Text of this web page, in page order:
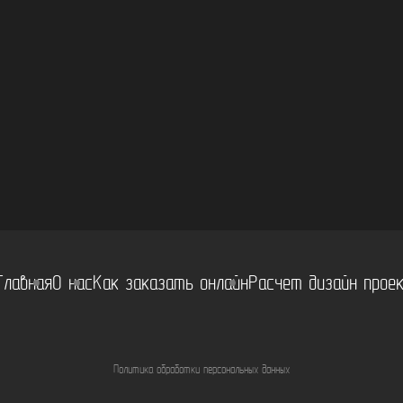
О насКак заказать онлайнРасчет дизайн
Политика обработки персональных данных